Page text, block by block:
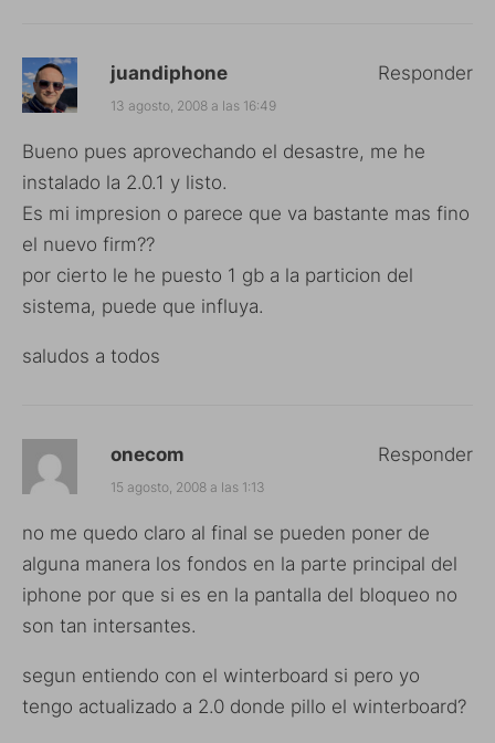
juandiphone
13 agosto, 2008 a las 16:49
Bueno pues aprovechando el desastre, me he
instalado la 2.0.1 y listo.
Es mi impresion o parece que va bastante mas fino
el nuevo firm??
por cierto le he puesto 1 gb a la particion del
sistema, puede que influya.
saludos a todos
Responder
onecom
15 agosto, 2008 a las 1:13
no me quedo claro al final se pueden poner de
alguna manera los fondos en la parte principal del
iphone por que si es en la pantalla del bloqueo no
son tan intersantes.
segun entiendo con el winterboard si pero yo
tengo actualizado a 2.0 donde pillo el winterboard?
Responder